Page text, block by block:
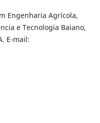
Engenharia Agrícola,
e Tecnologia Baiano,
E-mail: